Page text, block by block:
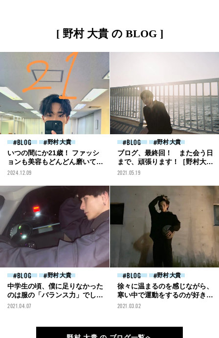
[ 野村 大貴 の BLOG ]
BLOG 野村 大貴
いつの間にか21歳！ ファッシ
ョンも美容もどんどん磨いてい
きます！[野村康太ブログ]
2024.12.09
BLOG 野村 大貴
ブログ、最終回！ また会う日
まで、頑張ります！［野村大貴
ブログ］
2021.05.19
BLOG 野村 大貴
中学生の頃、僕に足りなかった
のは服の「バランス力」でし
た...！［野村大貴ブログ］
2021.04.07
BLOG 野村 大貴
徐々に温まるのを感じながら、
寒い中で運動をするのが好き。
［野村大貴ブログ］
2021.03.02